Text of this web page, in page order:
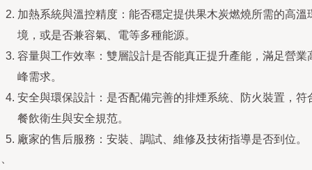
加熱系統與溫控精度：能否穩定提供果木炭燃燒所需的高溫
境，或是否兼容氣、電等多種能源。
容量與工作效率：雙層設計是否能真正提升產能，滿足營業
峰需求。
安全與環保設計：是否配備完善的排煙系統、防火裝置，符
餐飲衛生與安全規范。
廠家的售后服務：安裝、調試、維修及技術指導是否到位。